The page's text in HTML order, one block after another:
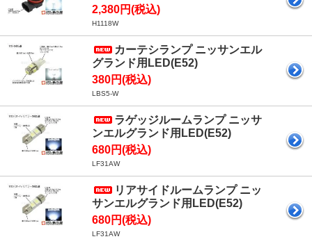
2,380円(税込)
H1118W
カーテシランプ ニッサンエル
グランド用LED(E52)
380円(税込)
LBS5-W
ラゲッジルームランプ ニッサ
ンエルグランド用LED(E52)
680円(税込)
LF31AW
リアサイドルームランプ ニッ
サンエルグランド用LED(E52)
680円(税込)
LF31AW